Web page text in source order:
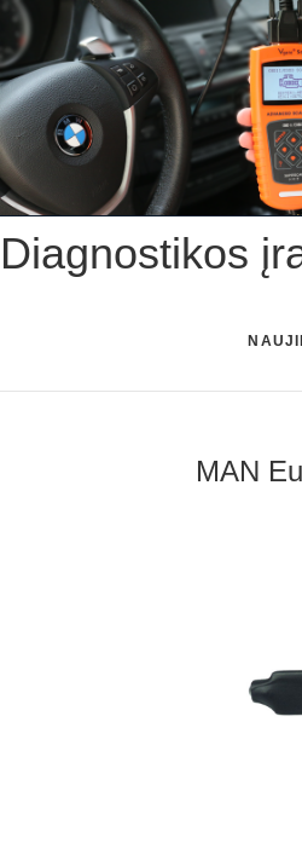
Skip
to
content
Diagnostikos
MAN